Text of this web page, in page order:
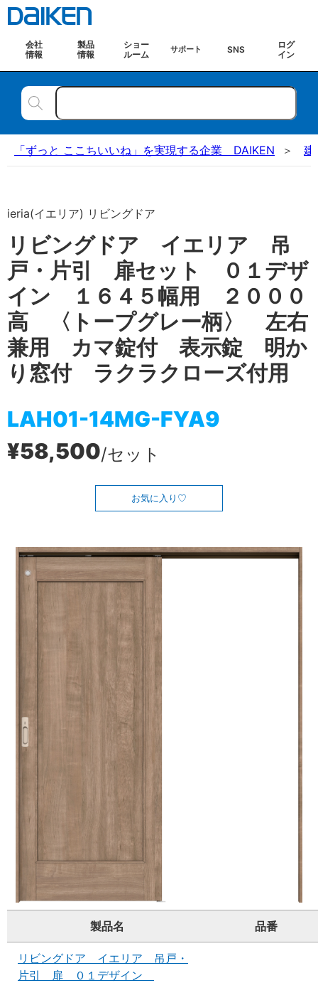
会社
情報
製品
情報
ショー
ルーム
サポート SNS
ログ
イン
「ずっと ここちいいね」を実現する企業 DAIKEN 建
ieria(イエリア) リビングドア
リビングドア イエリア 吊
戸・片引 扉セット ０１デザ
イン １６４５幅用 ２０００
高 〈トープグレー柄〉 左右
兼用 カマ錠付 表示錠 明か
り窓付 ラクラクローズ付用
LAH01-14MG-FYA9
¥58,500/セット
お気に入り
製品名 品番
リビングドア イエリア 吊戸・
片引 扉 ０１デザイン